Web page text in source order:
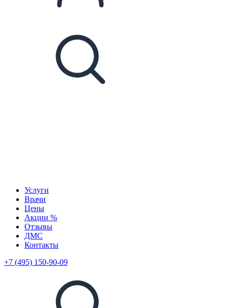
Услуги
Врачи
Цены
Акции %
Отзывы
ДМС
Контакты
+7 (495) 150-90-09